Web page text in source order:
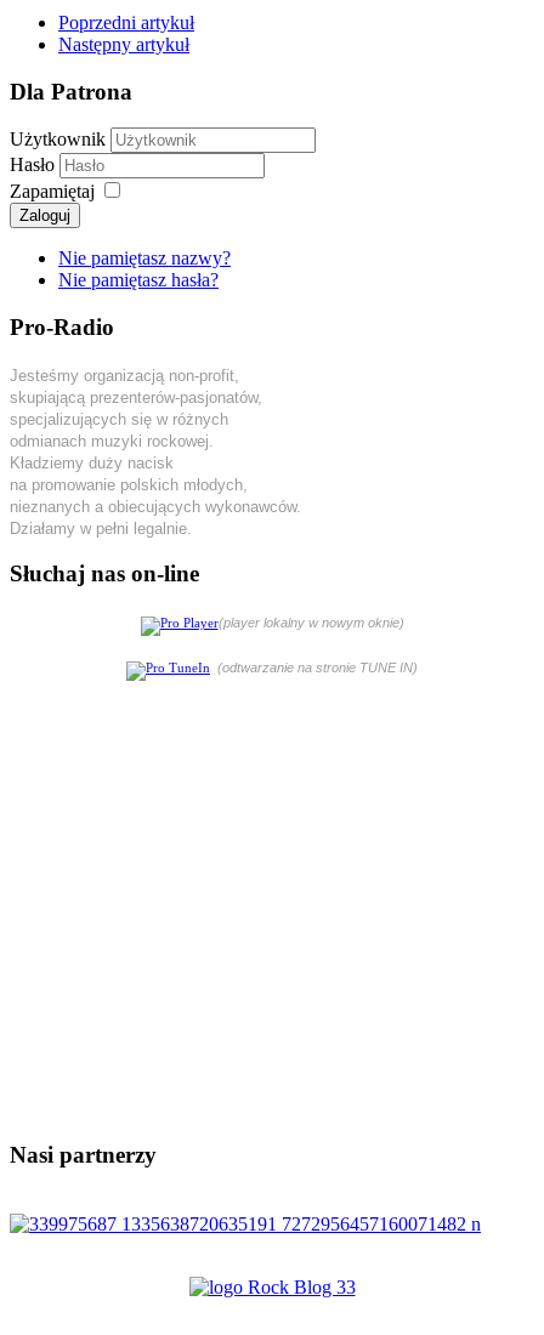
Poprzedni artykuł
Następny artykuł
Dla Patrona
Użytkownik
Hasło
Zapamiętaj
Zaloguj
Nie pamiętasz nazwy?
Nie pamiętasz hasła?
Pro-Radio
Jesteśmy organizacją non-profit,
skupiającą prezenterów-pasjonatów,
specjalizujących się w różnych
odmianach muzyki rockowej.
Kładziemy duży nacisk
na promowanie polskich młodych,
nieznanych a obiecujących wykonawców.
Działamy w pełni legalnie.
Słuchaj nas on-line
(player lokalny w nowym oknie)
(odtwarzanie na stronie TUNE IN)
Nasi partnerzy